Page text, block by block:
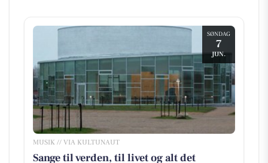
SØNDAG
7
JUN.
MUSIK // VIA KULTUNAUT
Sange til verden, til livet og alt det